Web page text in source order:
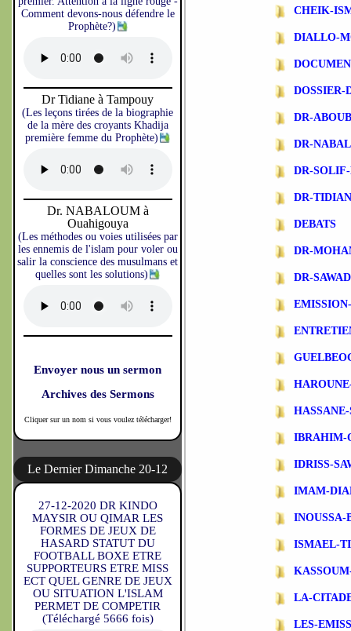
Comment devons-nous défendre le
Prophète?)
Dr Tidiane à Tampouy
(Les leçons tirées de la biographie
de la mère des croyants Khadija
première femme du Prophète)
Dr. NABALOUM à
Ouahigouya
(Les méthodes ou voies utilisées par
les ennemis de l'islam pour voler ou
salir la conscience des musulmans et
quelles sont les solutions)
Envoyer nous un sermon
Archives des Sermons
Cliquer sur un nom si vous voulez télécharger!
Le Dernier Dimanche 20-12
27-12-2020 DR KINDO
MAYSIR OU QIMAR LES
FORMES DE JEUX DE
HASARD STATUT DU
FOOTBALL BOXE ETRE
SUPPORTEURS ETRE MISS
ECT QUEL GENRE DE JEUX
OU SITUATION L'ISLAM
PERMET DE COMPETIR
(Téléchargé 5666 fois)
CHEIK-
DIALLO-
DOSSIER-
DR-
DR-
DR-
DR-
DEBATS
DR-
DR-
IBRAHIM-
IDRISS-
IMAM-
INOUSSA-
ISMAEL-
LA-
LES-